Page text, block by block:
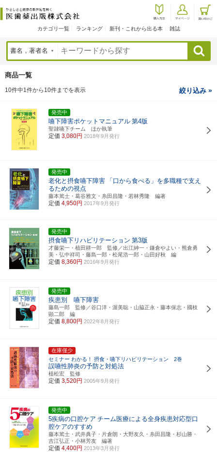
カテゴリ一覧 ランキング 新刊・これから出る本 雑誌
検索
商品一覧
10件中1件から10件までを表示 絞り込み »
発売中
嚥下障害ポケットマニュアル 第4版
聖隷嚥下チーム ほか執筆
定価 3,080円 2018年9月発行
発売中
老化と摂食嚥下障害
「口から食べる」を多職種で支え
るための視点
藤本篤士・葛谷雅文・糸田昌隆・若林秀隆 編著
定価 4,950円 2017年9月発行
発売中
摂食嚥下リハビリテーション 第3版
才藤栄一・植田耕一郎 監修／出江紳一・鎌倉やよい・熊倉勇
美・弘中祥司・藤島一郎・松尾浩一郎・山田好秋 編
定価 8,360円 2016年9月発行
発売中
疾患別 嚥下障害
藤島一郎 監修／谷口洋・渥美聡・山脇正永・藤本保志・國枝
顕二郎 編
定価 8,800円 2022年8月発行
在庫僅少
セミナー わかる！ 摂食・嚥下リハビリテーション 2巻
誤嚥性肺炎の予防と対処法
植松宏 監修
定価 3,520円 2005年9月発行
発売中
5疾病の口腔ケア チーム医療による全身疾患対応型口
腔ケアのすすめ
藤本篤士・武井典子・片倉朗・大野友久・糸田昌隆・杉山勝・
吉江弘正・小林芳友 編著
定価 4,400円 2013年3月発行